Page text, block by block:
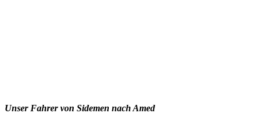
Unser Fahrer von Sidemen nach Amed